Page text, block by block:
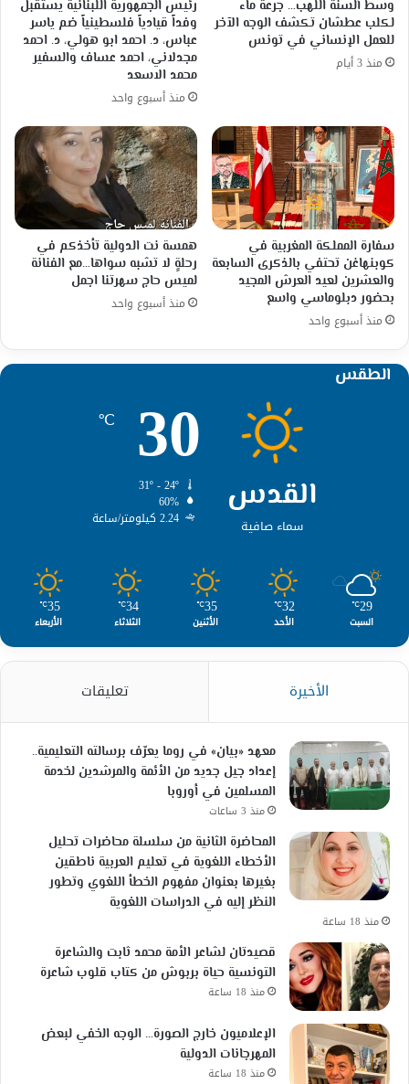
وسط ألسنة اللهب… جرعة ماء
لكلب عطشان تكشف الوجه الآخر
للعمل الإنساني في تونس
منذ 3 أيام
رئيس الجمهورية اللبنانية يستقبل
وفداً قيادياً فلسطينياً ضم ياسر
عباس، د. احمد ابو هولي، د. احمد
مجدلاني، احمد عساف والسفير
محمد الاسعد
منذ أسبوع واحد
سفارة المملكة المغربية في
كوبنهاغن تحتفي بالذكرى السابعة
والعشرين لعيد العرش المجيد
بحضور دبلوماسي واسع
منذ أسبوع واحد
همسة نت الدولية تأخذكم في
رحلةٍ لا تشبه سواها…مع الفنانة
لميس حاج سهرتنا اجمل
منذ أسبوع واحد
الطقس
القدس
سماء صافية
30
℃
60%
2.24 كيلومتر/ساعة
29
℃
السبت
32
℃
الأحد
35
℃
الأثنين
34
℃
الثلاثاء
35
℃
الأربعاء
الأخيرة تعليقات
معهد «بيان» في روما يعرّف برسالته التعليمية..
إعداد جيل جديد من الأئمة والمرشدين لخدمة
المسلمين في أوروبا
منذ 3 ساعات
المحاضرة الثانية من سلسلة محاضرات تحليل
الأخطاء اللغوية في تعليم العربية ناطقين
بغيرها بعنوان مفهوم الخطأ اللغوي وتطور
النظر إليه في الدراسات اللغوية
منذ 18 ساعة
قصيدتان لشاعر الأمة محمد ثابت والشاعرة
التونسية حياة بربوش من كتاب قلوب شاعرة
منذ 18 ساعة
الإعلاميون خارج الصورة… الوجه الخفي لبعض
المهرجانات الدولية
منذ 18 ساعة